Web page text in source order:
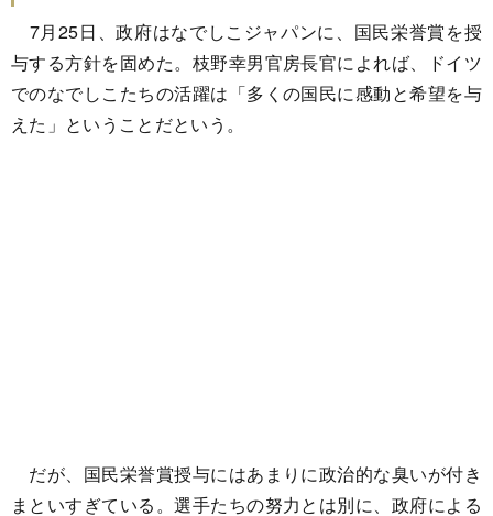
7月25日、政府はなでしこジャパンに、国民栄誉賞を授
与する方針を固めた。枝野幸男官房長官によれば、ドイツ
でのなでしこたちの活躍は「多くの国民に感動と希望を与
えた」ということだという。
だが、国民栄誉賞授与にはあまりに政治的な臭いが付き
まといすぎている。選手たちの努力とは別に、政府による